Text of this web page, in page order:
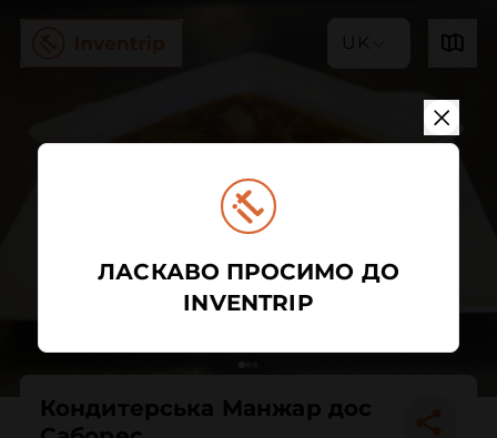
UK
Кондитерська Манжар дос
ЛАСКАВО ПРОСИМО ДО
INVENTRIP